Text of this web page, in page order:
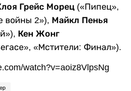
Грейс Морец («Пипец»,
войны 2»), Майкл Пенья
Кен Жонг
«Мстители: Финал»).
watch?v=aoiz8VlpsNg